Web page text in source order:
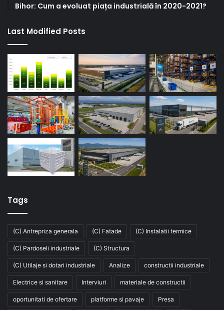
Bihor: Cum a evoluat piața industrială în 2020-2021?
Last Modified Posts
Tags
(C) Antrepriza generala (C) Fatade (C) Instalatii termice
(C) Pardoseli industriale (C) Structura
(C) Utilaje si dotari industriale Analize constructii industriale
Electrice si sanitare Interviuri materiale de constructii
oportunitati de ofertare platforme si pavaje Presa